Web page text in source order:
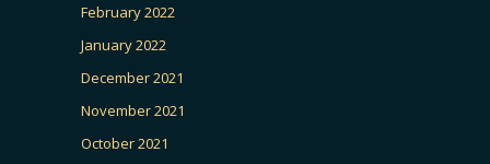
February 2022
January 2022
December 2021
November 2021
October 2021